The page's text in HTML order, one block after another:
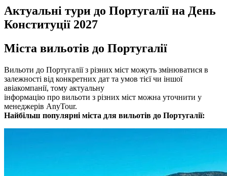
Актуальні тури до Португалії на День
Конституції 2027
Міста вильотів до Португалії
Вильоти до Португалії з різних міст можуть змінюватися в
залежності від конкретних дат та умов тієї чи іншої
авіакомпанії, тому актуальну
інформацію про вильоти з різних міст можна уточнити у
менеджерів AnyTour.
Найбільш популярні міста для вильотів до Португалії: